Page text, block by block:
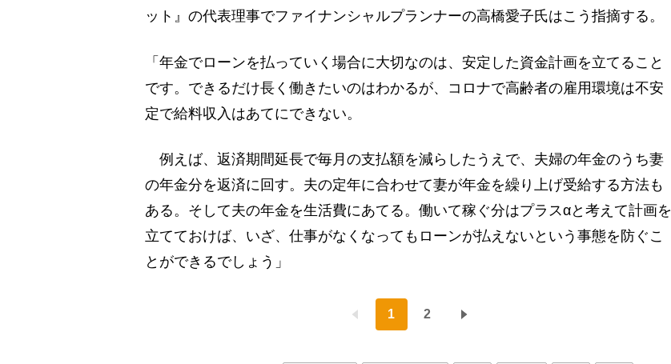
ット』の代表理事でファイナンシャルプランナーの高橋愛子氏はこう指摘する。
「年金でローンを払っていく場合に大切なのは、安定した資金計画を立てること
です。できるだけ長く働きたいのはわかるが、コロナで高齢者の雇用環境は不安
定で給料収入はあてにできない。
例えば、返済期間延長で毎月の支払額を減らしたうえで、夫婦の年金のうち妻
の年金分を返済に回す。夫の定年に合わせて妻が年金を繰り上げ受給する方法も
ある。そして夫の年金を生活費にあてる。働いて稼ぐ分はプラスαと考えて計画を
立てておけば、いざ、仕事がなくなってもローンが払えないという事態を防ぐこ
とができるでしょう」
1 2